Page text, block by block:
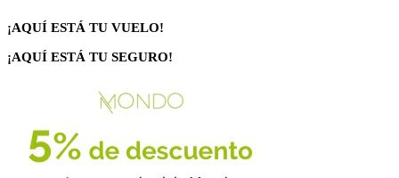
¡AQUÍ ESTÁ TU VUELO!
¡AQUÍ ESTÁ TU SEGURO!